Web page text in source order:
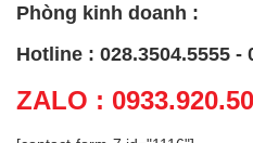
Phòng kinh doanh :
Hotline : 028.3504.5555 -
ZALO :